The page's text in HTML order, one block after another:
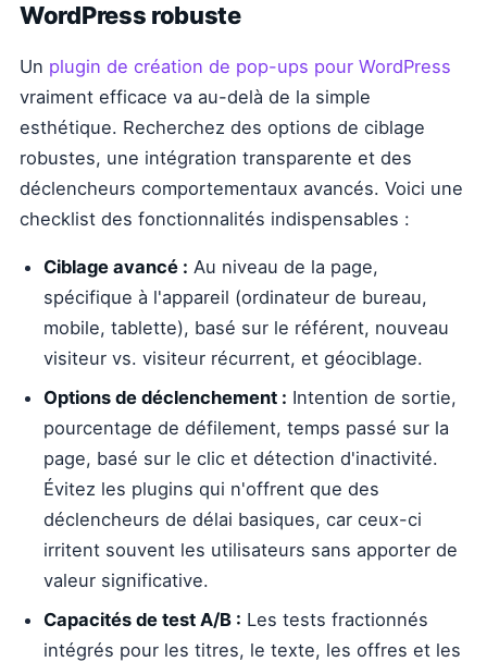
WordPress robuste
Un plugin de création de pop-ups pour WordPress
vraiment efficace va au-delà de la simple
esthétique. Recherchez des options de ciblage
robustes, une intégration transparente et des
déclencheurs comportementaux avancés. Voici une
checklist des fonctionnalités indispensables :
Ciblage avancé : Au niveau de la page,
spécifique à l'appareil (ordinateur de bureau,
mobile, tablette), basé sur le référent, nouveau
visiteur vs. visiteur récurrent, et géociblage.
Options de déclenchement : Intention de sortie,
pourcentage de défilement, temps passé sur la
page, basé sur le clic et détection d'inactivité.
Évitez les plugins qui n'offrent que des
déclencheurs de délai basiques, car ceux-ci
irritent souvent les utilisateurs sans apporter de
valeur significative.
Capacités de test A/B : Les tests fractionnés
intégrés pour les titres, le texte, les offres et les